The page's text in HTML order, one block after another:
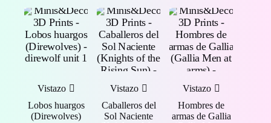
Vistazo
Lobos huargos
(Direwolves)
Vistazo
Caballeros del
Sol Naciente
Vistazo
Hombres de
armas de Gallia